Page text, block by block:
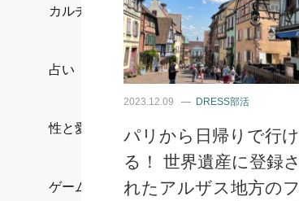
カルチャー/エンタメ
占い
性と愛
ゲーム
2023.12.09 DRESS部活
パリから日帰りで行け
る！ 世界遺産に登録さ
れたアルザス地方のフ